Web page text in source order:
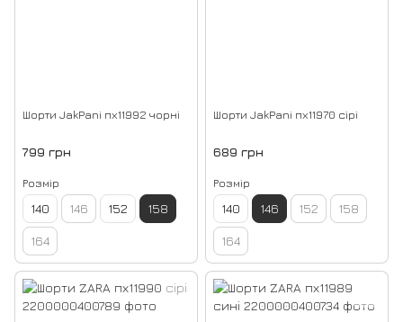
Шорти JakPani пх11992 чорні
799 грн
Розмір
140 146 152 158
164
Шорти JakPani пх11970 сірі
689 грн
Розмір
140 146 152 158
164